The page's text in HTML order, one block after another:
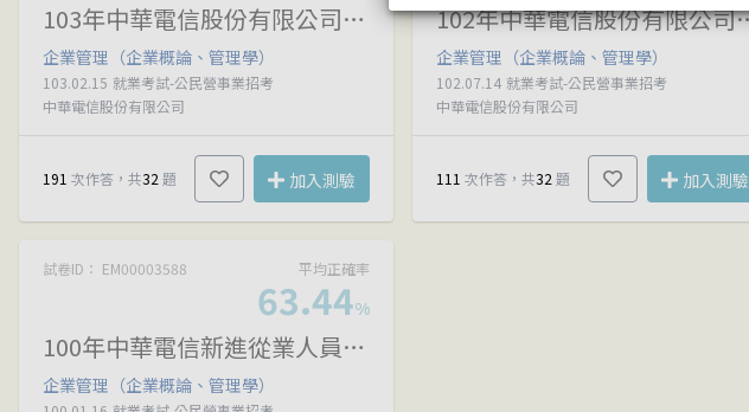
103年中華電信股份有限公司所屬機構從業人員(基層專員)遴選試題
企業管理（企業概論、管理學）
103.02.15 就業考試-公民營事業招考
中華電信股份有限公司
191 次作答，共32 題 加入測驗
102年中華電信股份
企業管理（企業概論、管理學）
102.07.14 就業考試-公民營事業招考
中華電信股份有限公司
111 次作答，共32 題 加入測驗
試卷ID： EM00003588 平均正確率
63.44%
100年中華電信新進從業人員(基層專員)遴選試題
企業管理（企業概論、管理學）